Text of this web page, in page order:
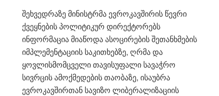
შეხვედრაზე მინისტრმა ევროკავშირის წევრი
ქვეყნების პოლიტიკურ დირექტორებს
ინფორმაცია მიაწოდა ასოცირების შეთანხმების
იმპლემენტაციის საკითხებზე, ღრმა და
ყოვლისმომცველი თავისუფალი სავაჭრო
სივრცის ამოქმედების თაობაზე, ისაუბრა
ევროკავშირთან სავიზო ლიბერალიზაციის